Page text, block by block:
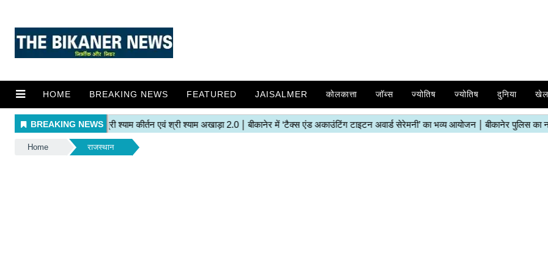
HOME BREAKING NEWS FEATURED JAISALMER कोलकात्ता जॉब्स ज्योतिष ज्योतिष दुनिया खेल
Home राजस्थान